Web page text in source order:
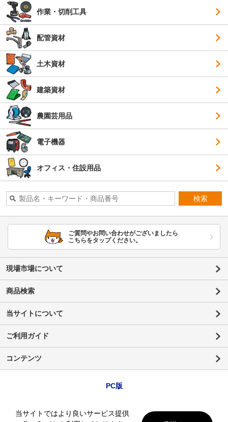
作業・切削工具
配管資材
土木資材
建築資材
農園芸用品
電子機器
オフィス・住設用品
検索
ご質問やお問い合わせがございましたら
こちらをタップください。
現場市場について
商品検索
当サイトについて
ご利用ガイド
コンテンツ
PC版
当サイトではより良いサービス提供